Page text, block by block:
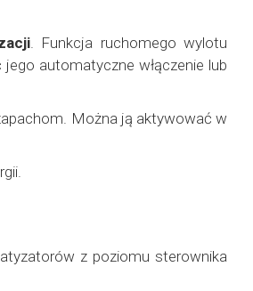
. Funkcja ruchomego wylotu
automatyczne włączenie lub
Można ją aktywować w
z poziomu sterownika